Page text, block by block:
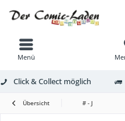
Menü
Click & Collect möglich
Übersicht # - J